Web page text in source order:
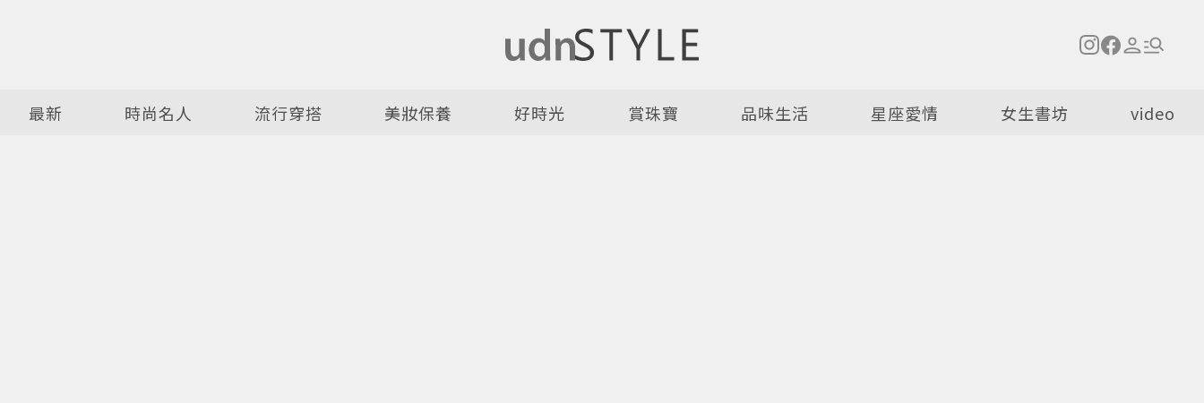
最新 時尚名人 流行穿搭 美妝保養 好時光 賞珠寶 品味生活 星座愛情 女生書坊 video